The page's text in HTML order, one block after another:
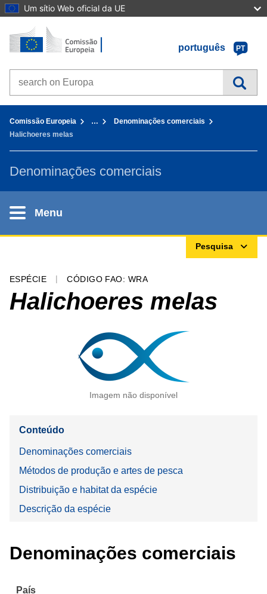
Um sítio Web oficial da UE
Ir para o conteúdo
Início - Comissão Europeia
português
PT
Search on Europa websites
Comissão Europeia …
Denominações comerciais
Halichoeres melas
Denominações comerciais
Menu
Pesquisa
ESPÉCIE CÓDIGO FAO: WRA
Halichoeres melas
Imagem não disponível
Conteúdo
Denominações comerciais
Métodos de produção e artes de pesca
Distribuição e habitat da espécie
Descrição da espécie
Denominações comerciais